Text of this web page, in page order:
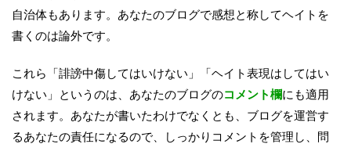
自治体もあります。あなたのブログで感想と称してヘイトを
書くのは論外です。
これら「誹謗中傷してはいけない」「ヘイト表現はしてはい
けない」というのは、あなたのブログのコメント欄にも適用
されます。あなたが書いたわけでなくとも、ブログを運営す
るあなたの責任になるので、しっかりコメントを管理し、問